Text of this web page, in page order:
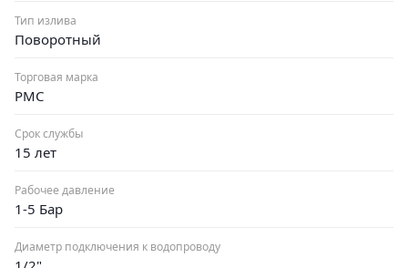
Тип излива
Поворотный
Торговая марка
РМС
Срок службы
15 лет
Рабочее давление
1-5 Бар
Диаметр подключения к водопроводу